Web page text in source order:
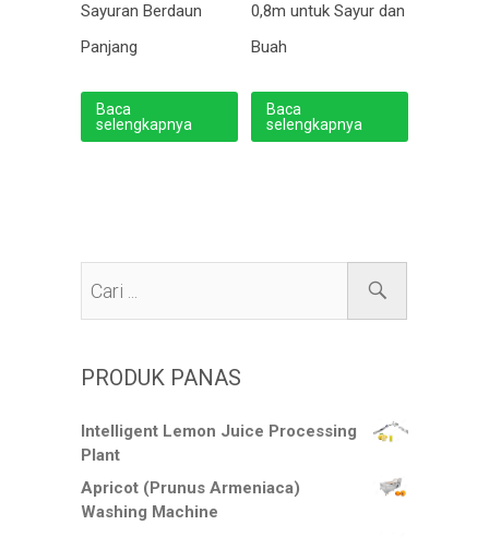
Sayuran Berdaun
Panjang
Baca
selengkapnya
0,8m untuk Sayur dan
Buah
Baca
selengkapnya
PRODUK PANAS
Intelligent Lemon Juice Processing
Plant
Apricot (Prunus Armeniaca)
Washing Machine